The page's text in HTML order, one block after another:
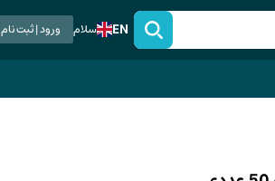
EN سلام ورود | ثبت نام